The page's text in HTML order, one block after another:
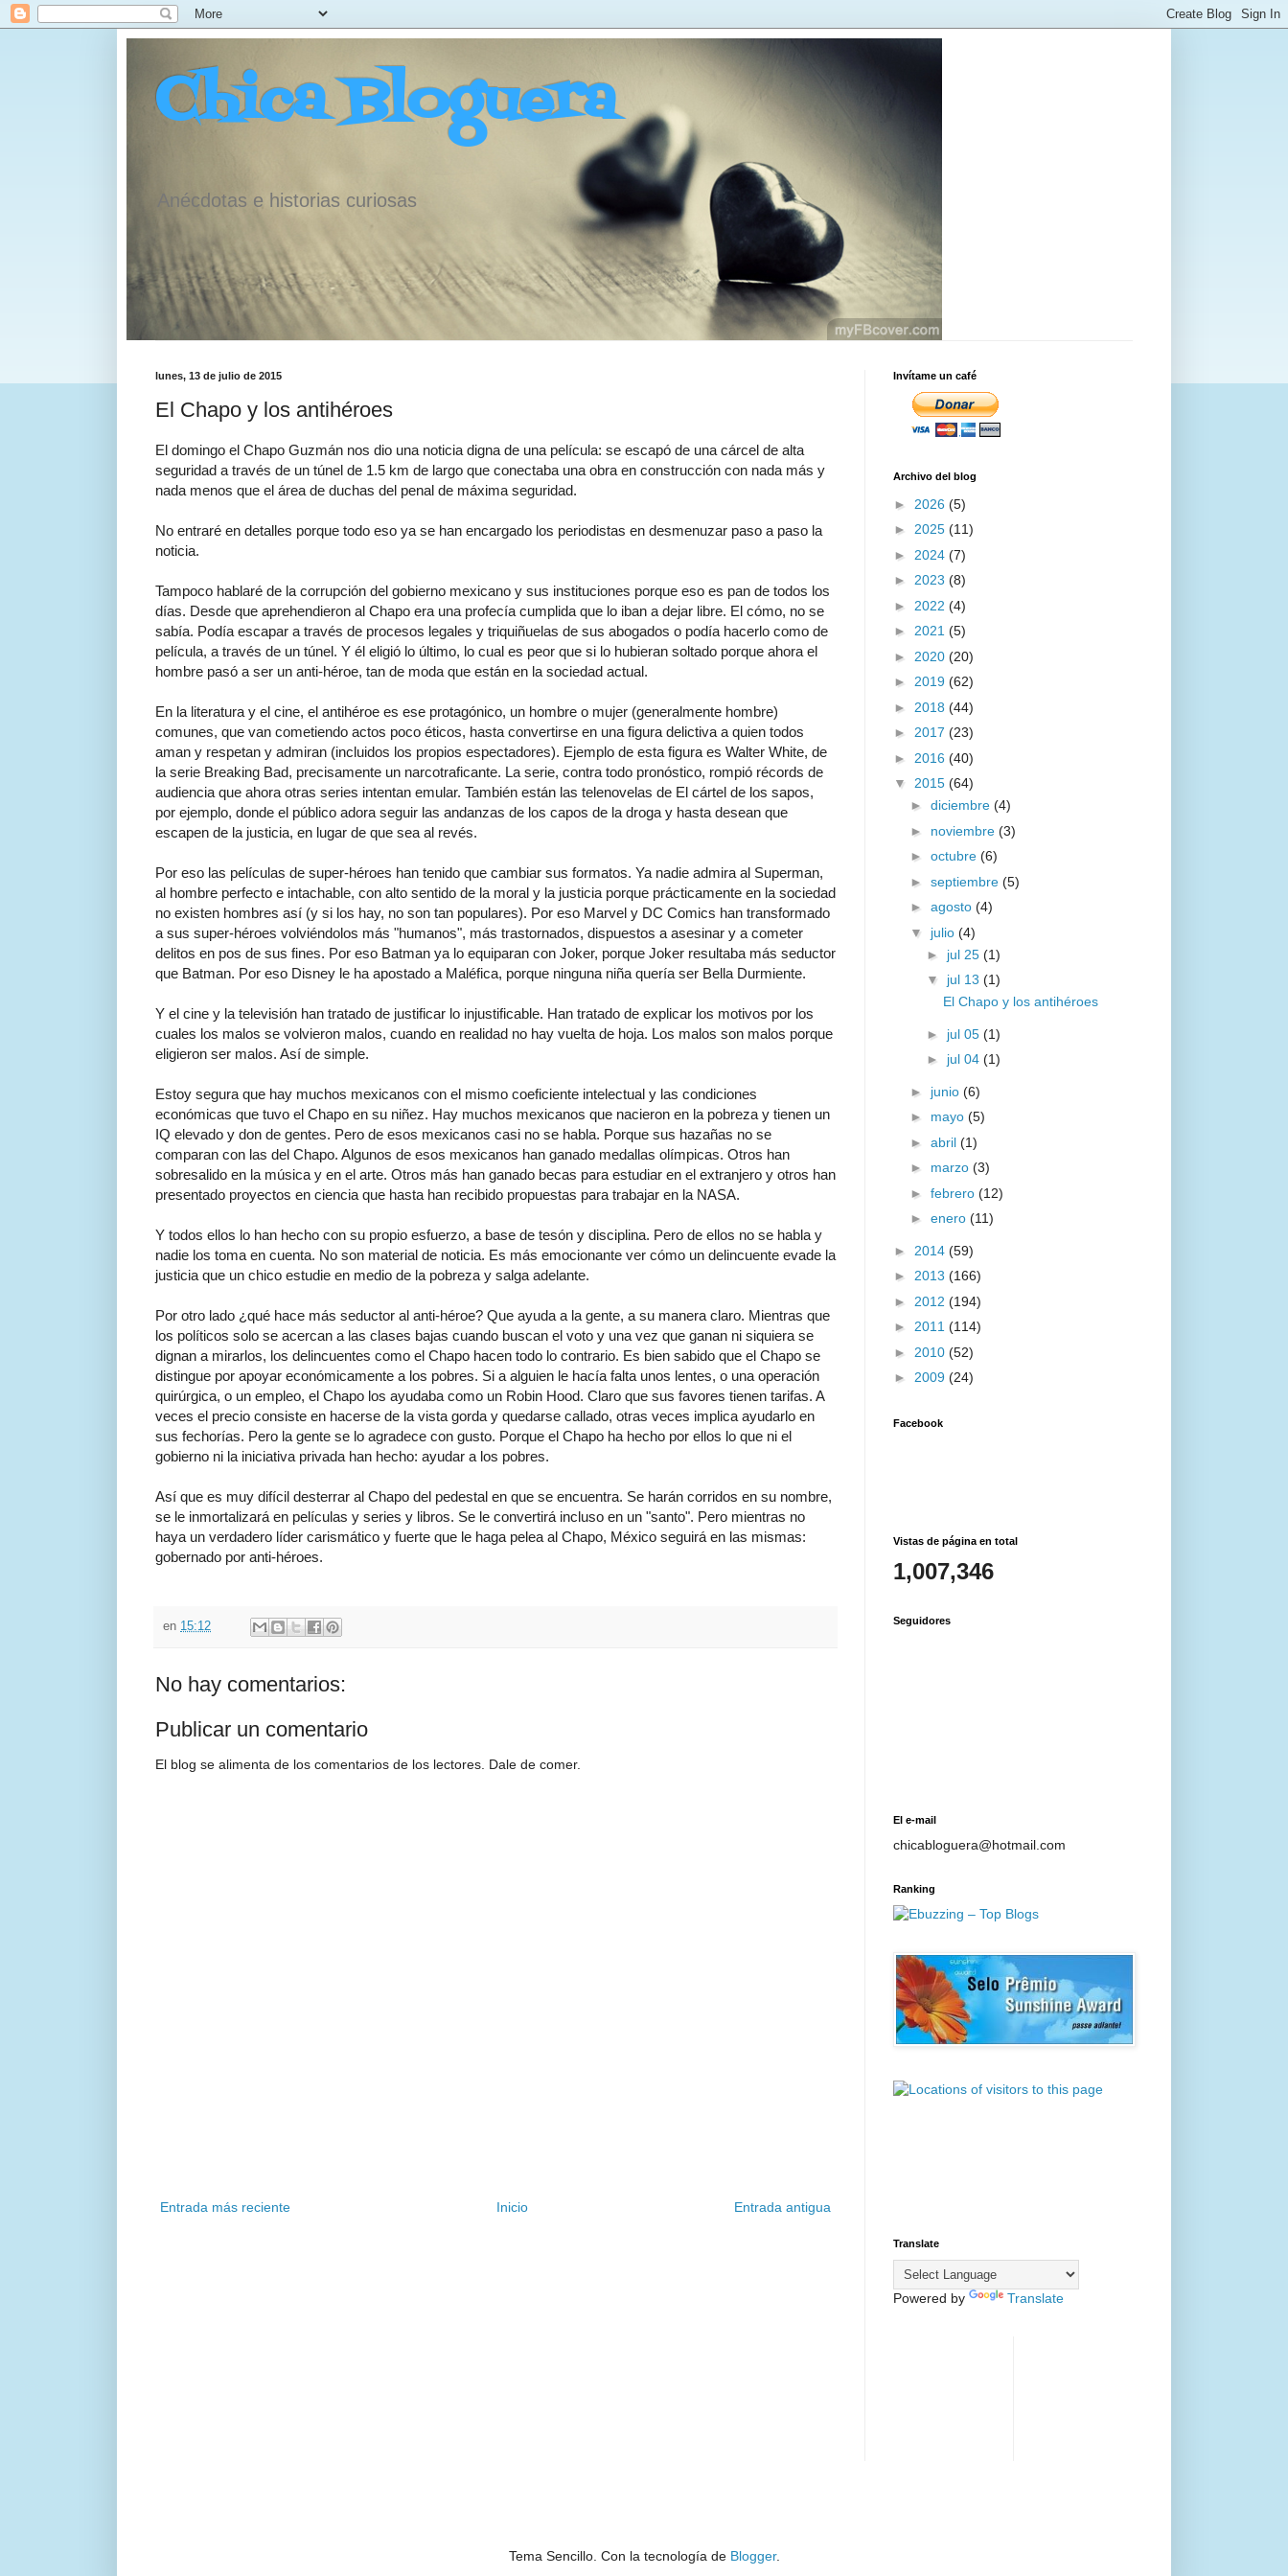
Chica Bloguera
Anécdotas e historias curiosas
lunes, 13 de julio de 2015
El Chapo y los antihéroes
El domingo el Chapo Guzmán nos dio una noticia digna de una película: se escapó de una cárcel de alta
seguridad a través de un túnel de 1.5 km de largo que conectaba una obra en construcción con nada más y
nada menos que el área de duchas del penal de máxima seguridad.
No entraré en detalles porque todo eso ya se han encargado los periodistas en desmenuzar paso a paso la
noticia.
Tampoco hablaré de la corrupción del gobierno mexicano y sus instituciones porque eso es pan de todos los
días. Desde que aprehendieron al Chapo era una profecía cumplida que lo iban a dejar libre. El cómo, no se
sabía. Podía escapar a través de procesos legales y triquiñuelas de sus abogados o podía hacerlo como de
película, a través de un túnel. Y él eligió lo último, lo cual es peor que si lo hubieran soltado porque ahora el
hombre pasó a ser un anti-héroe, tan de moda que están en la sociedad actual.
En la literatura y el cine, el antihéroe es ese protagónico, un hombre o mujer (generalmente hombre)
comunes, que van cometiendo actos poco éticos, hasta convertirse en una figura delictiva a quien todos
aman y respetan y admiran (incluidos los propios espectadores). Ejemplo de esta figura es Walter White, de
la serie Breaking Bad, precisamente un narcotraficante. La serie, contra todo pronóstico, rompió récords de
audiencia que ahora otras series intentan emular. También están las telenovelas de El cártel de los sapos,
por ejemplo, donde el público adora seguir las andanzas de los capos de la droga y hasta desean que
escapen de la justicia, en lugar de que sea al revés.
Por eso las películas de super-héroes han tenido que cambiar sus formatos. Ya nadie admira al Superman,
al hombre perfecto e intachable, con alto sentido de la moral y la justicia porque prácticamente en la sociedad
no existen hombres así (y si los hay, no son tan populares). Por eso Marvel y DC Comics han transformado
a sus super-héroes volviéndolos más "humanos", más trastornados, dispuestos a asesinar y a cometer
delitos en pos de sus fines. Por eso Batman ya lo equiparan con Joker, porque Joker resultaba más seductor
que Batman. Por eso Disney le ha apostado a Maléfica, porque ninguna niña quería ser Bella Durmiente.
Y el cine y la televisión han tratado de justificar lo injustificable. Han tratado de explicar los motivos por los
cuales los malos se volvieron malos, cuando en realidad no hay vuelta de hoja. Los malos son malos porque
eligieron ser malos. Así de simple.
Estoy segura que hay muchos mexicanos con el mismo coeficiente intelectual y las condiciones
económicas que tuvo el Chapo en su niñez. Hay muchos mexicanos que nacieron en la pobreza y tienen un
IQ elevado y don de gentes. Pero de esos mexicanos casi no se habla. Porque sus hazañas no se
comparan con las del Chapo. Algunos de esos mexicanos han ganado medallas olímpicas. Otros han
sobresalido en la música y en el arte. Otros más han ganado becas para estudiar en el extranjero y otros han
presentado proyectos en ciencia que hasta han recibido propuestas para trabajar en la NASA.
Y todos ellos lo han hecho con su propio esfuerzo, a base de tesón y disciplina. Pero de ellos no se habla y
nadie los toma en cuenta. No son material de noticia. Es más emocionante ver cómo un delincuente evade la
justicia que un chico estudie en medio de la pobreza y salga adelante.
Por otro lado ¿qué hace más seductor al anti-héroe? Que ayuda a la gente, a su manera claro. Mientras que
los políticos solo se acercan a las clases bajas cuando buscan el voto y una vez que ganan ni siquiera se
dignan a mirarlos, los delincuentes como el Chapo hacen todo lo contrario. Es bien sabido que el Chapo se
distingue por apoyar económicamente a los pobres. Si a alguien le hacía falta unos lentes, o una operación
quirúrgica, o un empleo, el Chapo los ayudaba como un Robin Hood. Claro que sus favores tienen tarifas. A
veces el precio consiste en hacerse de la vista gorda y quedarse callado, otras veces implica ayudarlo en
sus fechorías. Pero la gente se lo agradece con gusto. Porque el Chapo ha hecho por ellos lo que ni el
gobierno ni la iniciativa privada han hecho: ayudar a los pobres.
Así que es muy difícil desterrar al Chapo del pedestal en que se encuentra. Se harán corridos en su nombre,
se le inmortalizará en películas y series y libros. Se le convertirá incluso en un "santo". Pero mientras no
haya un verdadero líder carismático y fuerte que le haga pelea al Chapo, México seguirá en las mismas:
gobernado por anti-héroes.
en 15:12
No hay comentarios:
Publicar un comentario
El blog se alimenta de los comentarios de los lectores. Dale de comer.
Entrada más reciente Entrada antigua
Inicio
Invítame un café
Archivo del blog
► 2026 (5)
► 2025 (11)
► 2024 (7)
► 2023 (8)
► 2022 (4)
► 2021 (5)
► 2020 (20)
► 2019 (62)
► 2018 (44)
► 2017 (23)
► 2016 (40)
▼ 2015 (64)
► diciembre (4)
► noviembre (3)
► octubre (6)
► septiembre (5)
► agosto (4)
▼ julio (4)
► jul 25 (1)
▼ jul 13 (1)
El Chapo y los antihéroes
► jul 05 (1)
► jul 04 (1)
► junio (6)
► mayo (5)
► abril (1)
► marzo (3)
► febrero (12)
► enero (11)
► 2014 (59)
► 2013 (166)
► 2012 (194)
► 2011 (114)
► 2010 (52)
► 2009 (24)
Facebook
Vistas de página en total
1,007,346
Seguidores
El e-mail
chicabloguera@hotmail.com
Ranking
Translate
Powered by Translate
Tema Sencillo. Con la tecnología de Blogger.